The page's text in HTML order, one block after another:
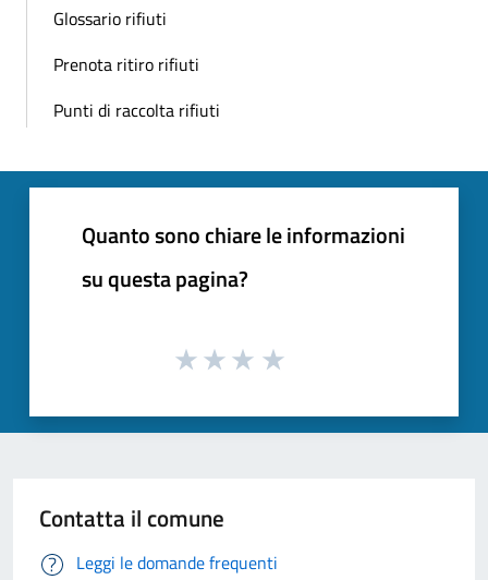
Glossario rifiuti
Prenota ritiro rifiuti
Punti di raccolta rifiuti
Quanto sono chiare le informazioni
su questa pagina?
Contatta il comune
Leggi le domande frequenti